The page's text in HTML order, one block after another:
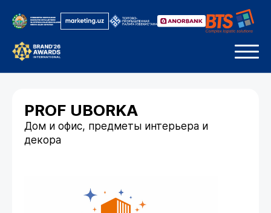
PROF UBORKA
Дом и офис, предметы интерьера и
декора